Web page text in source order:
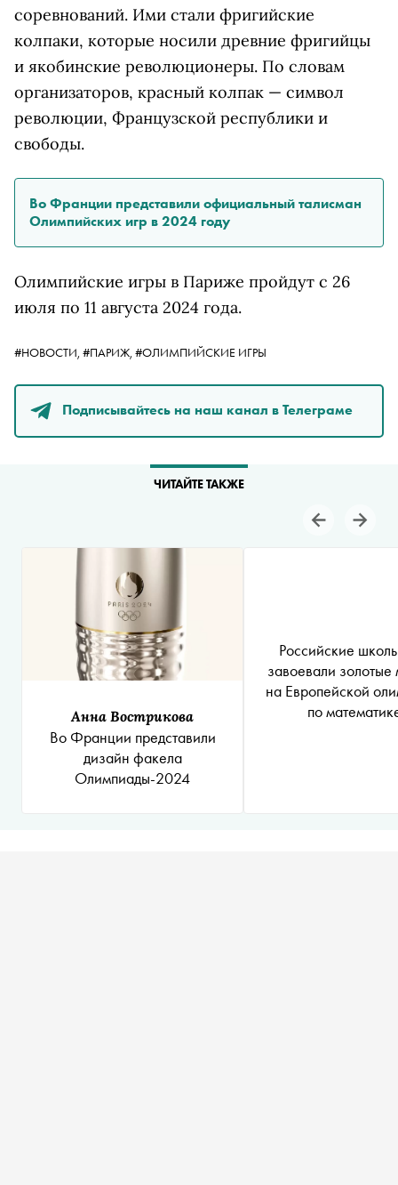
соревнований. Ими стали фригийские
колпаки, которые носили древние фригийцы
и якобинские революционеры. По словам
организаторов, красный колпак — символ
революции, Французской республики и
свободы.
Во Франции представили официальный талисман
Олимпийских игр в 2024 году
Олимпийские игры в Париже пройдут с 26
июля по 11 августа 2024 года.
#НОВОСТИ, #ПАРИЖ, #ОЛИМПИЙСКИЕ ИГРЫ
Подписывайтесь на наш канал в Телеграме
ЧИТАЙТЕ ТАКЖЕ
Анна Вострикова
Во Франции представили
дизайн факела
Олимпиады-2024
Российские
завоевали золотые
на Европейской
по